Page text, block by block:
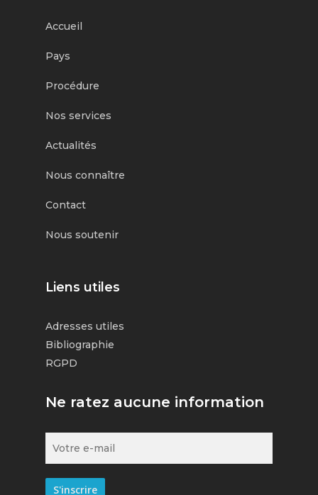
Accueil
Pays
Procédure
Nos services
Actualités
Nous connaître
Contact
Nous soutenir
Liens utiles
Adresses utiles
Bibliographie
RGPD
Ne ratez aucune information